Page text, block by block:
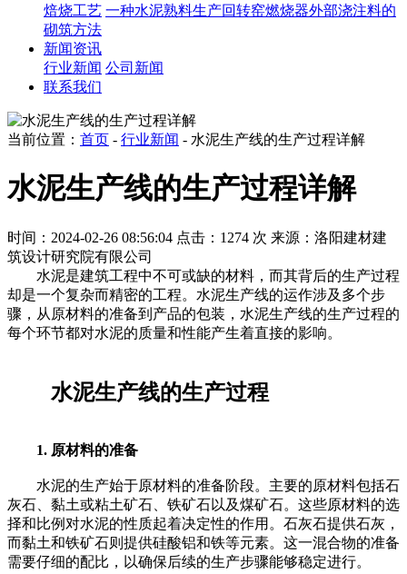
焙烧工艺 一种水泥熟料生产回转窑燃烧器外部浇注料的
砌筑方法
新闻资讯
行业新闻 公司新闻
联系我们
当前位置： 首页 - 行业新闻 - 水泥生产线的生产过程详解
水泥生产线的生产过程详解
时间：2024-02-26 08:56:04 点击：1274 次 来源：洛阳建材建
筑设计研究院有限公司
水泥是建筑工程中不可或缺的材料，而其背后的生产过程
却是一个复杂而精密的工程。水泥生产线的运作涉及多个步
骤，从原材料的准备到产品的包装，水泥生产线的生产过程的
每个环节都对水泥的质量和性能产生着直接的影响。
水泥生产线的生产过程
1. 原材料的准备
水泥的生产始于原材料的准备阶段。主要的原材料包括石
灰石、黏土或粘土矿石、铁矿石以及煤矿石。这些原材料的选
择和比例对水泥的性质起着决定性的作用。石灰石提供石灰，
而黏土和铁矿石则提供硅酸铝和铁等元素。这一混合物的准备
需要仔细的配比，以确保后续的生产步骤能够稳定进行。